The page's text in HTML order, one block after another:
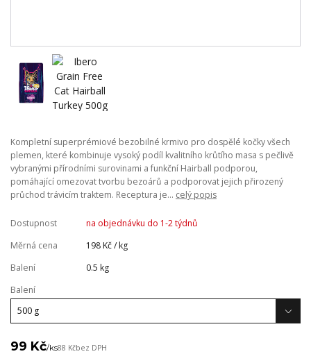
Kompletní superprémiové bezobilné krmivo pro dospělé kočky všech
plemen, které kombinuje vysoký podíl kvalitního krůtího masa s pečlivě
vybranými přírodními surovinami a funkční Hairball podporou,
pomáhající omezovat tvorbu bezoárů a podporovat jejich přirozený
průchod trávicím traktem. Receptura je... celý popis
Dostupnost
na objednávku do 1-2 týdnů
Měrná cena
198 Kč / kg
Balení
0.5 kg
Balení
99 Kč/ks88 Kčbez DPH